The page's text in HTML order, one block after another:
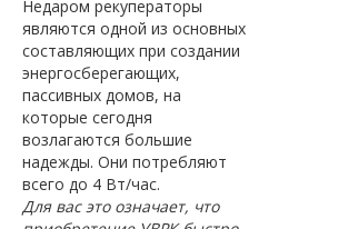
Недаром рекуператоры
являются одной из основных
составляющих при создании
энергосберегающих,
пассивных домов, на
которые сегодня
возлагаются большие
надежды. Они потребляют
всего до 4 Вт/час.
Для вас это означает, что